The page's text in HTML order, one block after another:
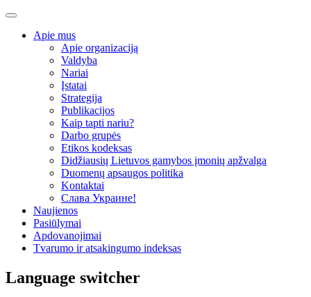
Apie mus
Apie organizaciją
Valdyba
Nariai
Įstatai
Strategija
Publikacijos
Kaip tapti nariu?
Darbo grupės
Etikos kodeksas
Didžiausių Lietuvos gamybos įmonių apžvalga
Duomenų apsaugos politika
Kontaktai
Слава Украине!
Naujienos
Pasiūlymai
Apdovanojimai
Tvarumo ir atsakingumo indeksas
Language switcher